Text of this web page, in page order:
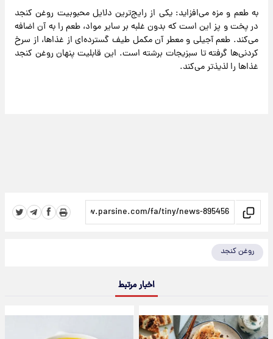
به طعم و مزه می‌افزاید: یکی از رایج‌ترین دلایل محبوبیت روغن کنجد
در پخت و پز این است که بدون غلبه بر سایر مواد، طعم را به آن اضافه
می‌کند. طعم آجیلی و معطر آن مکمل طیف گسترده‌ای از غذاها، از سرخ
کردنی‌ها گرفته تا سبزیجات برشته است. این قابلیت پنهان روغن کنجد
غذاها را لذیذتر می‌کند.
روغن کنجد
اخبار مرتبط